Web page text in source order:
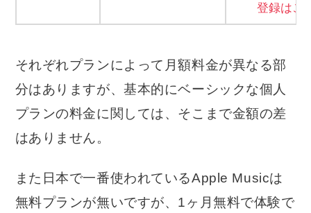
登録はこ
それぞれプランによって月額料金が異なる部
分はありますが、基本的にベーシックな個人
プランの料金に関しては、そこまで金額の差
はありません。
また日本で一番使われているApple Musicは
無料プランが無いですが、1ヶ月無料で体験で